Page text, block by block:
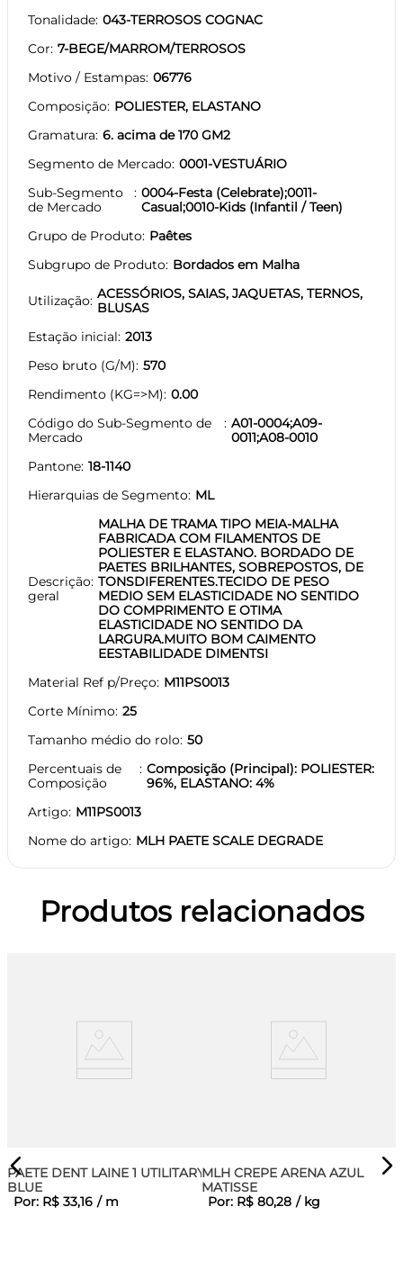
Tonalidade 043-TERROSOS COGNAC
Cor 7-BEGE/MARROM/TERROSOS
Motivo / Estampas 06776
Composição POLIESTER, ELASTANO
Gramatura 6. acima de 170 GM2
Segmento de Mercado 0001-VESTUÁRIO
Sub-Segmento
de Mercado
0004-Festa (Celebrate);0011-
Casual;0010-Kids (Infantil / Teen)
Grupo de Produto Paêtes
Subgrupo de Produto Bordados em Malha
Utilização ACESSÓRIOS, SAIAS, JAQUETAS, TERNOS,
BLUSAS
Estação inicial 2013
Peso bruto (G/M) 570
Rendimento (KG=>M) 0.00
Código do Sub-Segmento de
Mercado
A01-0004;A09-
0011;A08-0010
Pantone 18-1140
Hierarquias de Segmento ML
Descrição
geral
MALHA DE TRAMA TIPO MEIA-MALHA
FABRICADA COM FILAMENTOS DE
POLIESTER E ELASTANO. BORDADO DE
PAETES BRILHANTES, SOBREPOSTOS, DE
TONSDIFERENTES.TECIDO DE PESO
MEDIO SEM ELASTICIDADE NO SENTIDO
DO COMPRIMENTO E OTIMA
ELASTICIDADE NO SENTIDO DA
LARGURA.MUITO BOM CAIMENTO
EESTABILIDADE DIMENTSI
Material Ref p/Preço M11PS0013
Corte Mínimo 25
Tamanho médio do rolo 50
Percentuais de
Composição
Composição (Principal): POLIESTER:
96%, ELASTANO: 4%
Artigo M11PS0013
Nome do artigo MLH PAETE SCALE DEGRADE
Produtos relacionados
PAETE DENT LAINE 1 UTILITARY
BLUE
Por: R$ 33,16 / m
MLH CREPE ARENA AZUL
MATISSE
Por: R$ 80,28 / kg